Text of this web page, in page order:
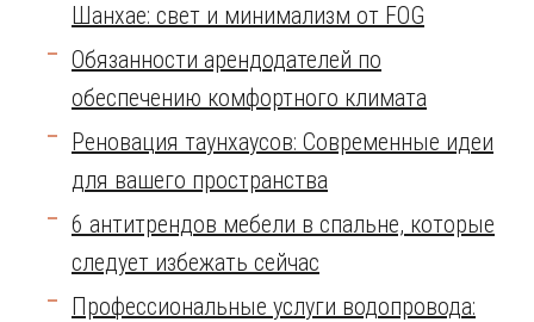
Шанхае: свет и минимализм от FOG
Обязанности арендодателей по
обеспечению комфортного климата
Реновация таунхаусов: Современные идеи
для вашего пространства
6 антитрендов мебели в спальне, которые
следует избежать сейчас
Профессиональные услуги водопровода: